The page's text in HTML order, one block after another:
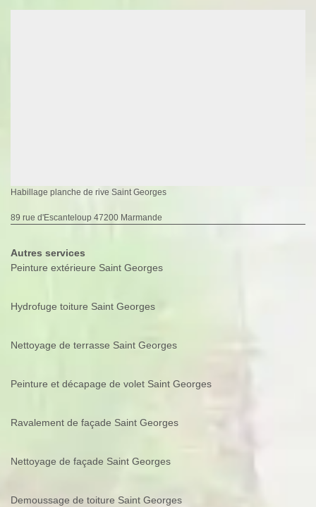
Habillage planche de rive Saint Georges
89 rue d'Escanteloup 47200 Marmande
Autres services
Peinture extérieure Saint Georges
Hydrofuge toiture Saint Georges
Nettoyage de terrasse Saint Georges
Peinture et décapage de volet Saint Georges
Ravalement de façade Saint Georges
Nettoyage de façade Saint Georges
Demoussage de toiture Saint Georges